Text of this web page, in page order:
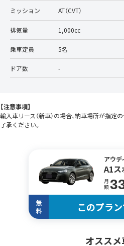
ミッション AT（CVT）
排気量 1,000cc
乗車定員 5名
ドア数 -
【注意事項】
輸入車リース（新車）の場合、納車場所が指
了承ください。
アウデ
A1ス
月
額
無
料
このプラ
オススメ